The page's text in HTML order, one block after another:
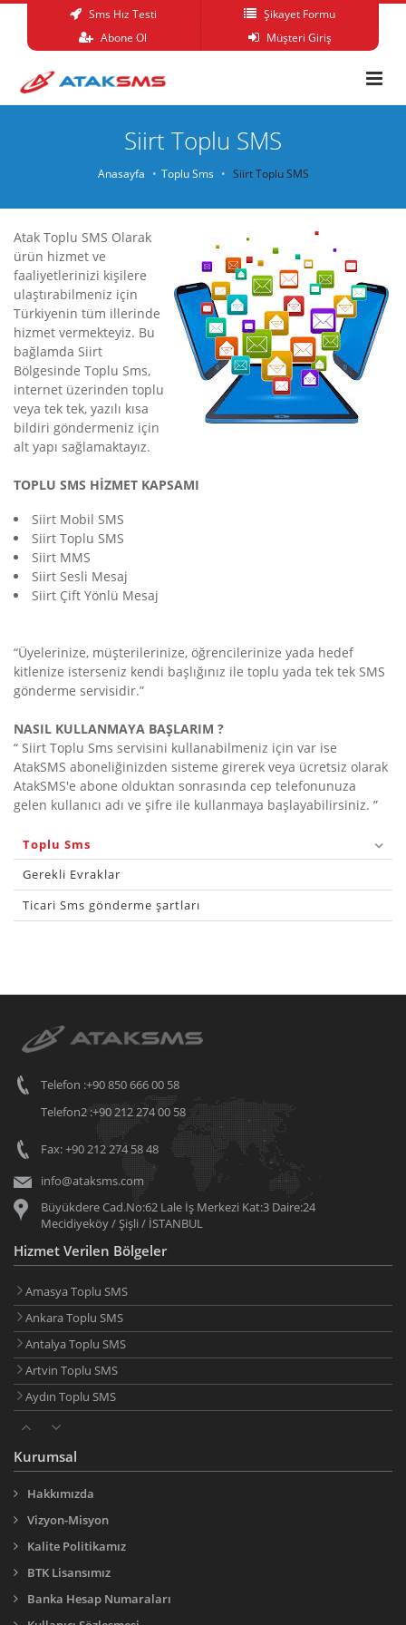
Sms Hız Testi
Şikayet Formu
Abone Ol
Müşteri Giriş
Siirt Toplu SMS
Anasayfa Toplu Sms Siirt Toplu SMS
Atak Toplu SMS Olarak
ürün hizmet ve
faaliyetlerinizi kişilere
ulaştırabilmeniz için
Türkiyenin tüm illerinde
hizmet vermekteyiz. Bu
bağlamda Siirt
Bölgesinde Toplu Sms,
internet üzerinden toplu
veya tek tek, yazılı kısa
bildiri göndermeniz için
alt yapı sağlamaktayız.
TOPLU SMS HİZMET KAPSAMI
Siirt Mobil SMS
Siirt Toplu SMS
Siirt MMS
Siirt Sesli Mesaj
Siirt Çift Yönlü Mesaj
“Üyelerinize, müşterilerinize, öğrencilerinize yada hedef
kitlenize isterseniz kendi başlığınız ile toplu yada tek tek SMS
gönderme servisidir.”
NASIL KULLANMAYA BAŞLARIM ?
“ Siirt Toplu Sms servisini kullanabilmeniz için var ise
AtakSMS aboneliğinizden sisteme girerek veya ücretsiz olarak
AtakSMS'e abone olduktan sonrasında cep telefonunuza
gelen kullanıcı adı ve şifre ile kullanmaya başlayabilirsiniz. ”
Toplu Sms
Gerekli Evraklar
Ticari Sms gönderme şartları
Telefon :+90 850 666 00 58
Telefon2 :+90 212 274 00 58
Fax: +90 212 274 58 48
info@ataksms.com
Büyükdere Cad.No:62 Lale İş Merkezi Kat:3 Daire:24
Mecidiyeköy / Şişli / İSTANBUL
Hizmet Verilen Bölgeler
Amasya Toplu SMS
Ankara Toplu SMS
Antalya Toplu SMS
Artvin Toplu SMS
Aydın Toplu SMS
Balıkesir Toplu SMS
Bilecik Toplu SMS
Bingöl Toplu SMS
Bitlis Toplu SMS
Bolu Toplu SMS
Burdur Toplu SMS
Bursa Toplu SMS
Çanakkale Toplu SMS
Kurumsal
Hakkımızda
Vizyon-Misyon
Kalite Politikamız
BTK Lisansımız
Banka Hesap Numaraları